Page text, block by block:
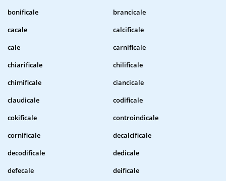
bonificale
brancicale
cacale
calcificale
cale
carnificale
chiarificale
chilificale
chimificale
ciancicale
claudicale
codificale
cokificale
controindicale
cornificale
decalcificale
decodificale
dedicale
defecale
deificale